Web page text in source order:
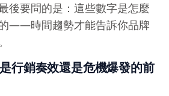
後要問的是：這些數字是怎麼
——時間趨勢才能告訴你品牌
行銷奏效還是危機爆發的前